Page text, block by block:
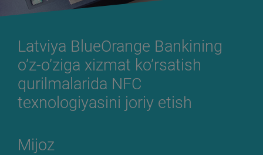
Latviya BlueOrange Bankining
o’z-o’ziga xizmat ko’rsatish
qurilmalarida NFC
texnologiyasini joriy etish
Mijoz